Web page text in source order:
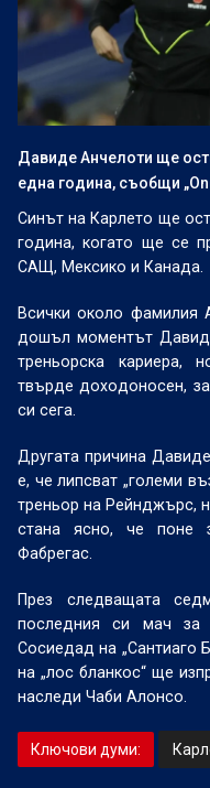
Давиде Анчелоти ще
една година, съобщи
Синът на Карлето ще
година, когато ще се
САЩ, Мексико и Канада.
Всички около фамилия
дошъл моментът
треньорска кариера,
твърде доходоносен,
си сега.
Другата причина
е, че липсват „големи
треньор на Рейнджърс,
стана ясно, че поне
Фабрегас.
През следващата
последния си мач
Сосиедад на „Сантиаго
на „лос бланкос“ ще
наследи Чаби Алонсо.
Ключови думи: